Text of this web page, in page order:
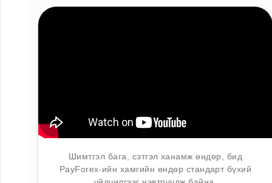
Шимтгэл бага, сэтгэл ханамж өндөр, бид
PayForex-ийн хамгийн өндөр стандарт бүхий